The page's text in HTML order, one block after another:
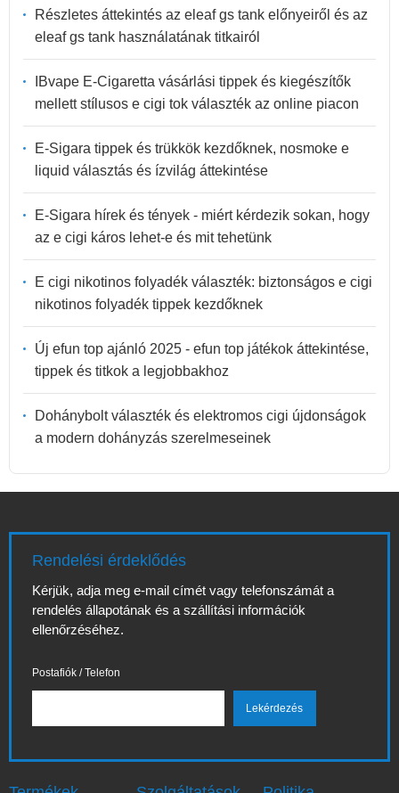
Részletes áttekintés az eleaf gs tank előnyeiről és az
eleaf gs tank használatának titkairól
IBvape E-Cigaretta vásárlási tippek és kiegészítők
mellett stílusos e cigi tok választék az online piacon
E-Sigara tippek és trükkök kezdőknek, nosmoke e
liquid választás és ízvilág áttekintése
E-Sigara hírek és tények - miért kérdezik sokan, hogy
az e cigi káros lehet-e és mit tehetünk
E cigi nikotinos folyadék választék: biztonságos e cigi
nikotinos folyadék tippek kezdőknek
Új efun top ajánló 2025 - efun top játékok áttekintése,
tippek és titkok a legjobbakhoz
Dohánybolt választék és elektromos cigi újdonságok
a modern dohányzás szerelmeseinek
Rendelési érdeklődés
Kérjük, adja meg e-mail címét vagy telefonszámát a
rendelés állapotának és a szállítási információk
ellenőrzéséhez.
Postafiók / Telefon